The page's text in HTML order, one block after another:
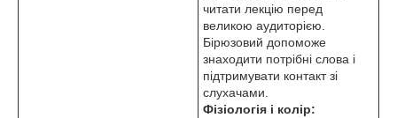
читати лекцію перед
великою аудиторією.
Бірюзовий допоможе
знаходити потрібні слова і
підтримувати контакт зі
слухачами.
Фізіологія і колір: